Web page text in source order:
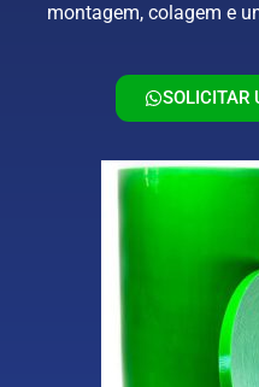
montagem, colagem e
SOLICITAR